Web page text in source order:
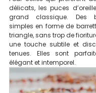
délicats, les puces
grand classique. Des
simples en forme de
triangle, sans trop de
une touche subtile et
tenues. Elles sont
élégant et intemporel.